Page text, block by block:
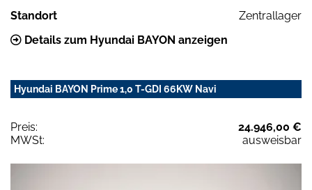
Standort
Zentrallager
Details zum Hyundai BAYON anzeigen
Hyundai BAYON Prime 1,0 T-GDI 66KW Navi
Preis:
24.946,00 €
MWSt:
ausweisbar